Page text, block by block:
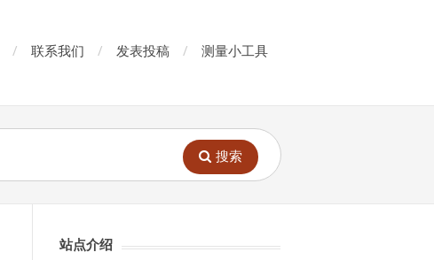
联系我们 发表投稿 测量小工具
搜索
站点介绍